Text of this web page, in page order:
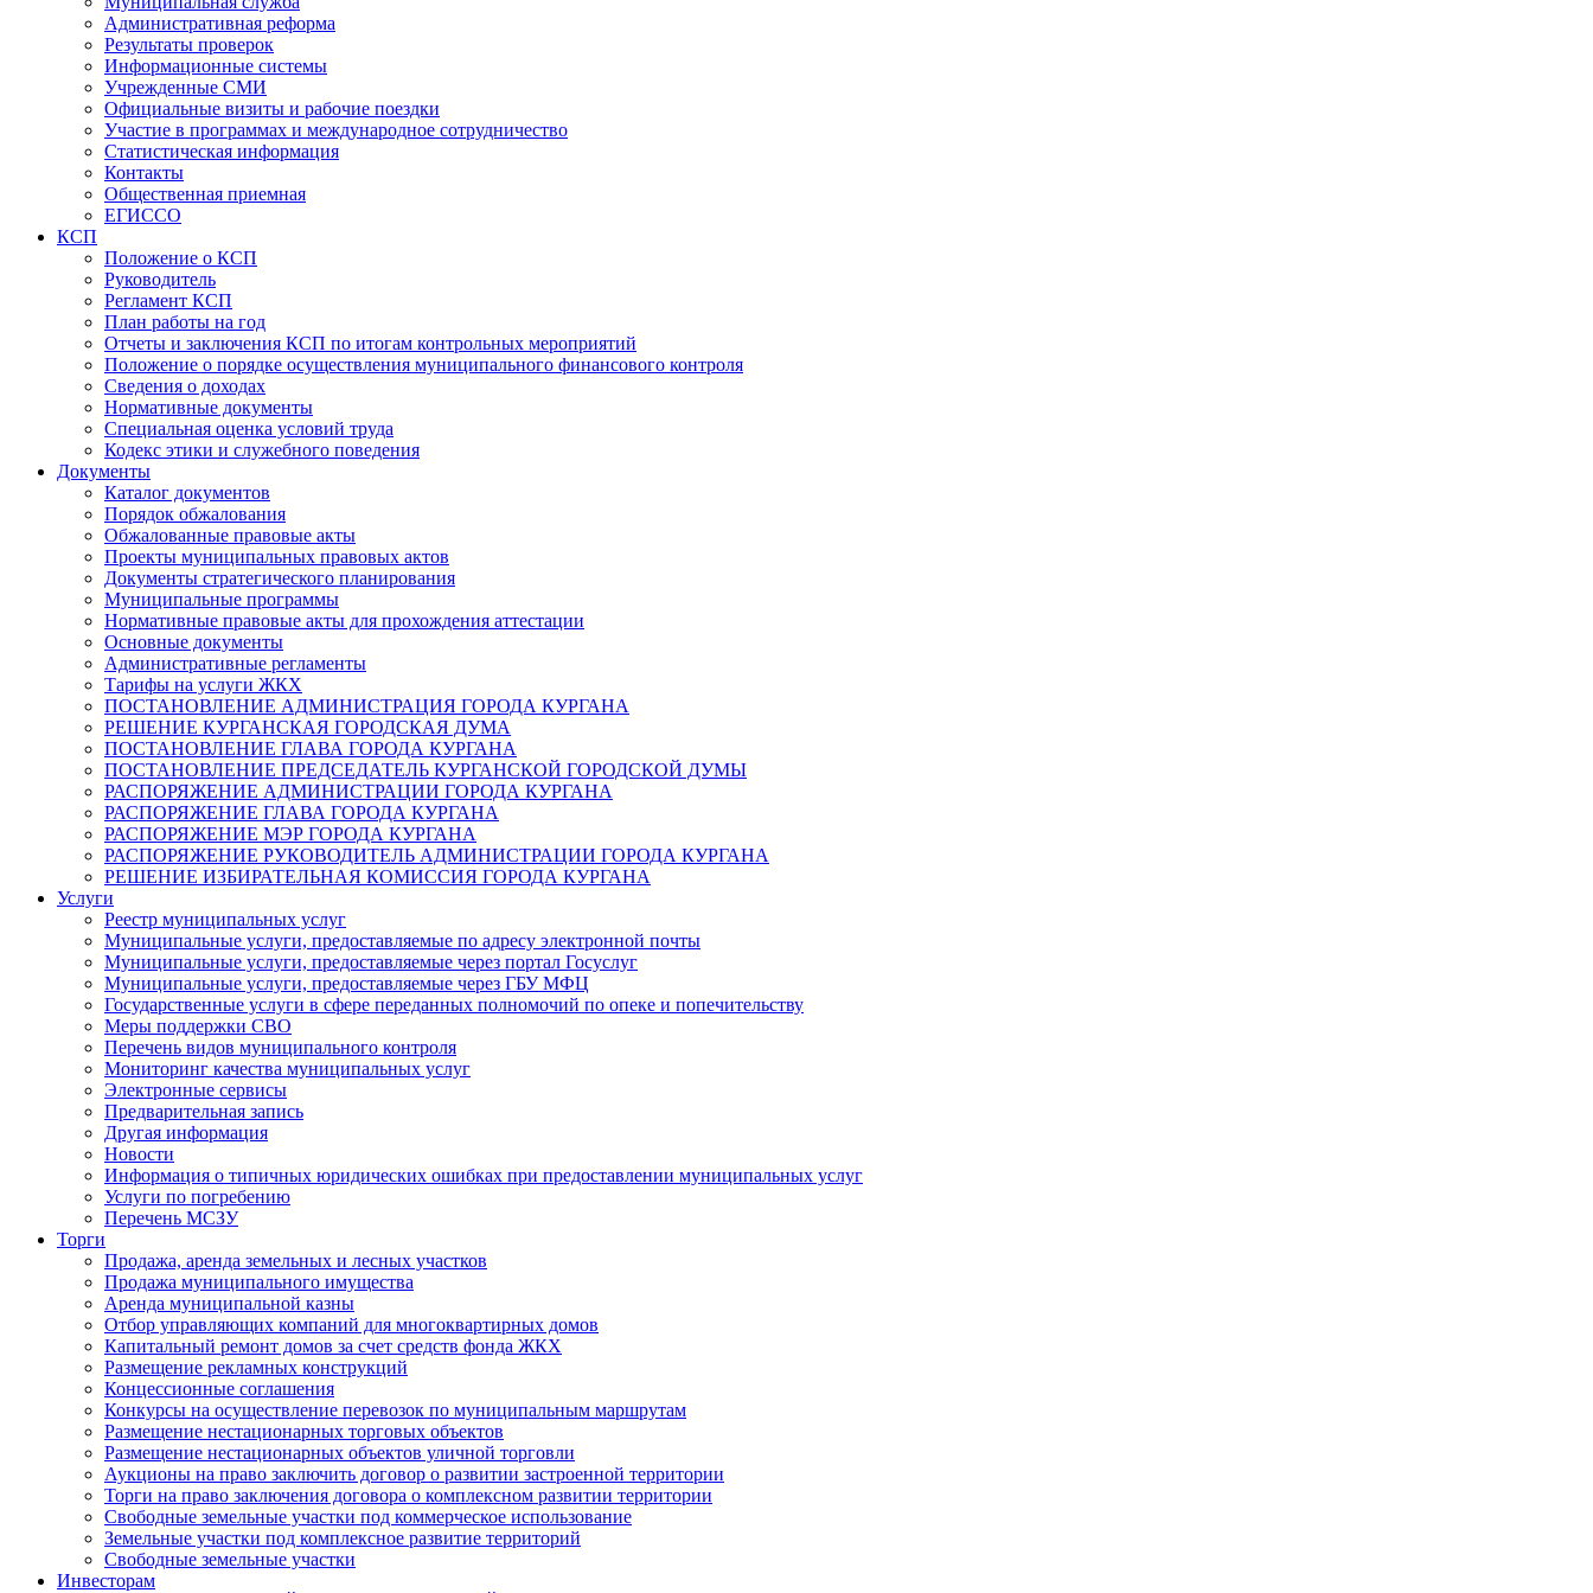
Административная реформа
Результаты проверок
Информационные системы
Учрежденные СМИ
Официальные визиты и рабочие поездки
Участие в программах и международное сотрудничество
Статистическая информация
Контакты
Общественная приемная
ЕГИССО
КСП
Положение о КСП
Руководитель
Регламент КСП
План работы на год
Отчеты и заключения КСП по итогам контрольных мероприятий
Положение о порядке осуществления муниципального финансового контроля
Сведения о доходах
Нормативные документы
Специальная оценка условий труда
Кодекс этики и служебного поведения
Документы
Каталог документов
Порядок обжалования
Обжалованные правовые акты
Проекты муниципальных правовых актов
Документы стратегического планирования
Муниципальные программы
Нормативные правовые акты для прохождения аттестации
Основные документы
Административные регламенты
Тарифы на услуги ЖКХ
ПОСТАНОВЛЕНИЕ АДМИНИСТРАЦИЯ ГОРОДА КУРГАНА
РЕШЕНИЕ КУРГАНСКАЯ ГОРОДСКАЯ ДУМА
ПОСТАНОВЛЕНИЕ ГЛАВА ГОРОДА КУРГАНА
ПОСТАНОВЛЕНИЕ ПРЕДСЕДАТЕЛЬ КУРГАНСКОЙ ГОРОДСКОЙ ДУМЫ
РАСПОРЯЖЕНИЕ АДМИНИСТРАЦИИ ГОРОДА КУРГАНА
РАСПОРЯЖЕНИЕ ГЛАВА ГОРОДА КУРГАНА
РАСПОРЯЖЕНИЕ МЭР ГОРОДА КУРГАНА
РАСПОРЯЖЕНИЕ РУКОВОДИТЕЛЬ АДМИНИСТРАЦИИ ГОРОДА КУРГАНА
РЕШЕНИЕ ИЗБИРАТЕЛЬНАЯ КОМИССИЯ ГОРОДА КУРГАНА
Услуги
Реестр муниципальных услуг
Муниципальные услуги, предоставляемые по адресу электронной почты
Муниципальные услуги, предоставляемые через портал Госуслуг
Муниципальные услуги, предоставляемые через ГБУ МФЦ
Государственные услуги в сфере переданных полномочий по опеке и попечительству
Меры поддержки СВО
Перечень видов муниципального контроля
Мониторинг качества муниципальных услуг
Электронные сервисы
Предварительная запись
Другая информация
Новости
Информация о типичных юридических ошибках при предоставлении муниципальных услуг
Услуги по погребению
Перечень МСЗУ
Торги
Продажа, аренда земельных и лесных участков
Продажа муниципального имущества
Аренда муниципальной казны
Отбор управляющих компаний для многоквартирных домов
Капитальный ремонт домов за счет средств фонда ЖКХ
Размещение рекламных конструкций
Концессионные соглашения
Конкурсы на осуществление перевозок по муниципальным маршрутам
Размещение нестационарных торговых объектов
Размещение нестационарных объектов уличной торговли
Аукционы на право заключить договор о развитии застроенной территории
Торги на право заключения договора о комплексном развитии территории
Свободные земельные участки под коммерческое использование
Земельные участки под комплексное развитие территорий
Свободные земельные участки
Инвесторам